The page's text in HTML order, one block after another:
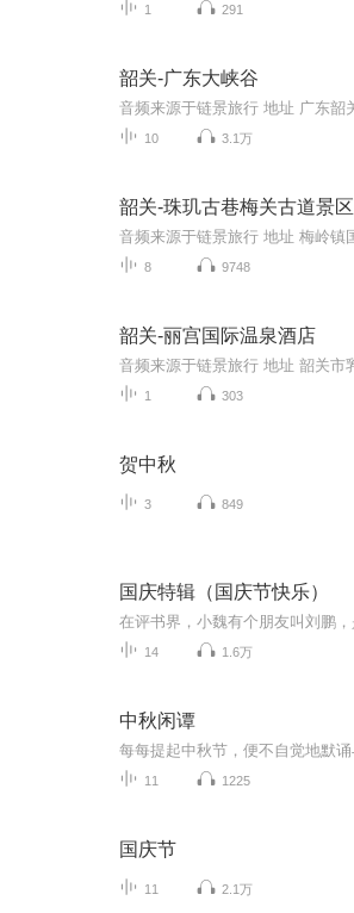
1 291
韶关-广东大峡谷
10 3.1万
韶关-珠玑古巷梅关古道景区
8 9748
韶关-丽宫国际温泉酒店
1 303
贺中秋
3 849
国庆特辑（国庆节快乐）
14 1.6万
中秋闲谭
11 1225
国庆节
11 2.1万